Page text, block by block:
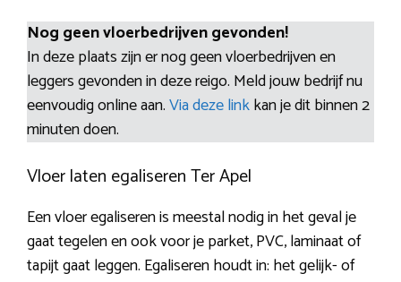
Nog geen vloerbedrijven gevonden!
In deze plaats zijn er nog geen vloerbedrijven en
leggers gevonden in deze reigo. Meld jouw bedrijf nu
eenvoudig online aan.Via deze linkkan je dit binnen 2
minuten doen.
Vloer laten egaliseren Ter Apel
Een vloer egaliseren is meestal nodig in het geval je
gaat tegelen en ook voor je parket, PVC, laminaat of
tapijt gaat leggen. Egaliseren houdt in: het gelijk- of